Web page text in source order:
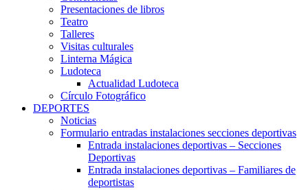
Presentaciones de libros
Teatro
Talleres
Visitas culturales
Linterna Mágica
Ludoteca
Actualidad Ludoteca
Círculo Fotográfico
DEPORTES
Noticias
Formulario entradas instalaciones secciones deportivas
Entrada instalaciones deportivas – Secciones
Deportivas
Entrada instalaciones deportivas – Familiares de
deportistas